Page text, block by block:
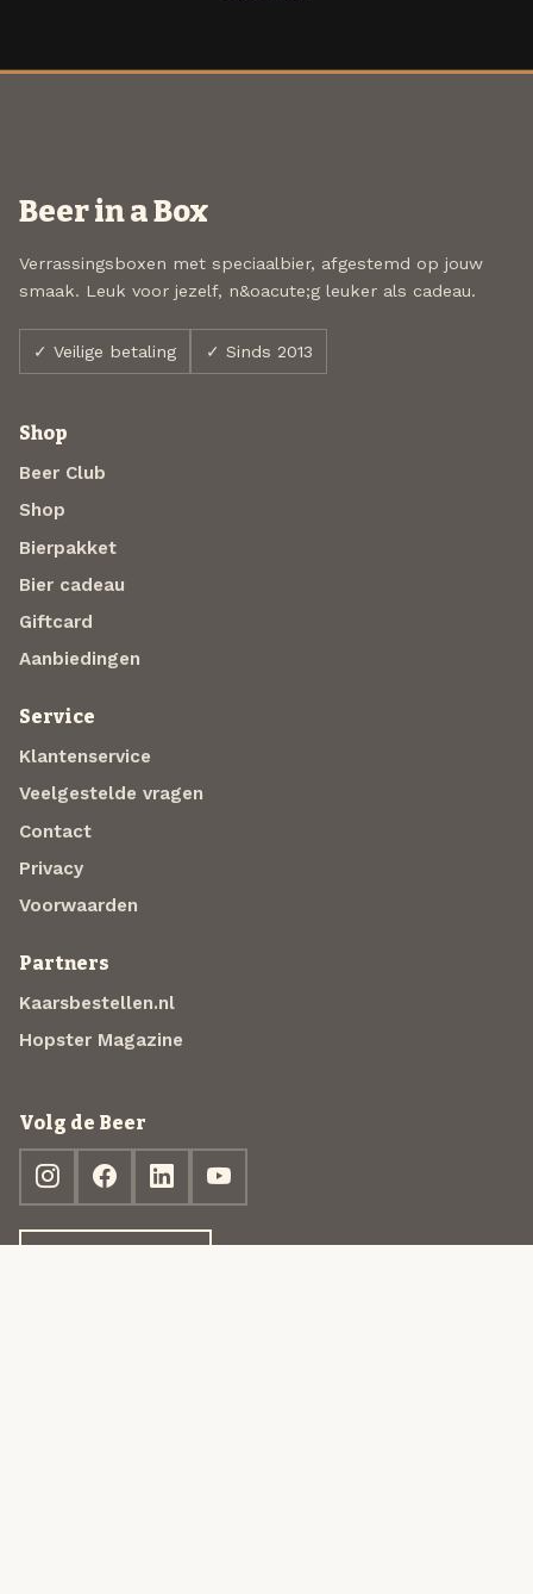
Beer in a Box
Verrassingsboxen met speciaalbier, afgestemd op jouw
smaak. Leuk voor jezelf, n&oacute;g leuker als cadeau.
✓ Veilige betaling ✓ Sinds 2013
Shop
Beer Club
Shop
Bierpakket
Bier cadeau
Giftcard
Aanbiedingen
Service
Klantenservice
Veelgestelde vragen
Contact
Privacy
Voorwaarden
Partners
Kaarsbestellen.nl
Hopster Magazine
Volg de Beer